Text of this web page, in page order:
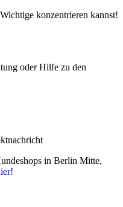
19,8%
konzentrieren kannst!
oder Hilfe zu den
in Berlin Mitte,